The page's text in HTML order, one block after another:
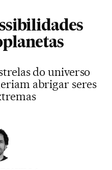
do universo
abrigar seres